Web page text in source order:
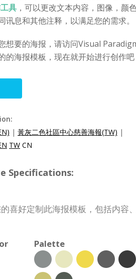
具 ，可以更改文本内容，图像，颜
讯息和其他注释，以满足您的需求。
想要的海报，请访问Visual
的海报模板，现在就开始进行创作吧
| 黃灰二色社區中心慈善海報(TW) |
TW CN
Specifications:
喜好定制此海报模板，包括内容
Palette